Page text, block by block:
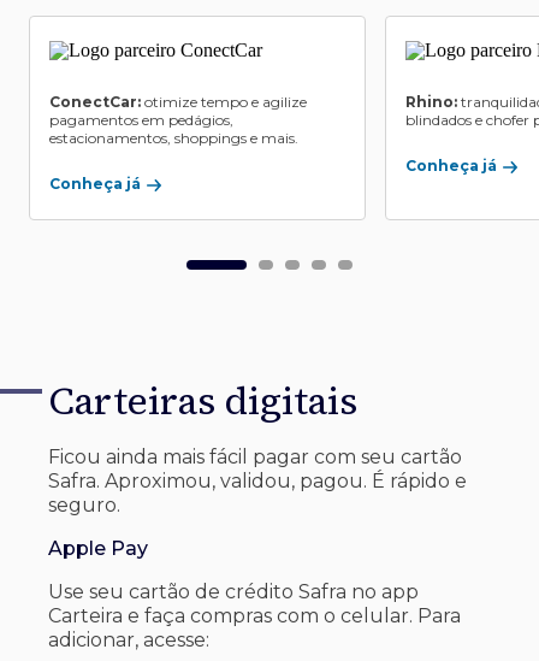
ConectCar: otimize tempo e agilize
pagamentos em pedágios,
estacionamentos, shoppings e mais.
Conheça já
Rhino:
blindados e chofer
Conheça já
Carteiras digitais
Ficou ainda mais fácil pagar com seu cartão
Safra. Aproximou, validou, pagou. É rápido e
seguro.
Apple Pay
Use seu cartão de crédito Safra no app
Carteira e faça compras com o celular. Para
adicionar, acesse: